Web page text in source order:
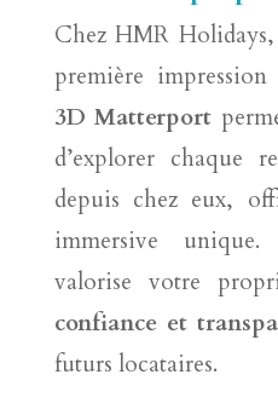
Chez HMR
première
3D Matterport
d’explorer chaque
depuis chez eux,
immersive
valorise votre
confiance et
futurs locataires.